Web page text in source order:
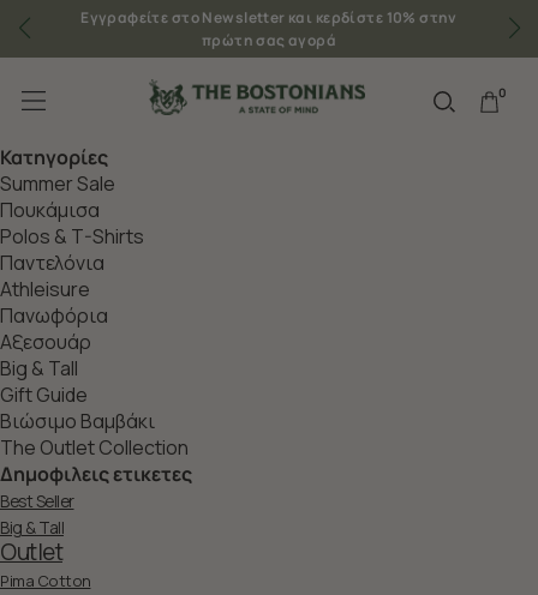
Εγγραφείτε στο Newsletter και κερδίστε 10% στην
πρώτη σας αγορά
0
Κατηγορίες
Summer Sale
Πουκάμισα
Polos & T-Shirts
Παντελόνια
Athleisure
Πανωφόρια
Aξεσουάρ
Big & Tall
Gift Guide
Βιώσιμο Βαμβάκι
The Outlet Collection
Δημοφιλεις ετικετες
Best Seller
Big & Tall
Outlet
Pima Cotton